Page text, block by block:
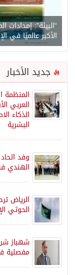
الأكبر عالميًا في
جديد الأخبار
المنظمة
العربي
الذكاء
البشرية
وفد
الهندي
الرياض
الحوثي
شهباز
مفصلية